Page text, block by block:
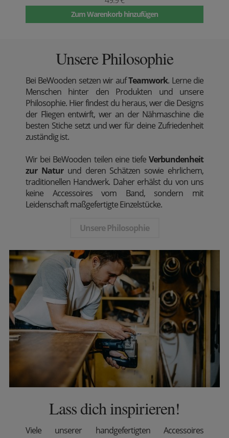
Zum Warenkorb hinzufügen
Unsere Philosophie
Bei BeWooden setzen wir aufTeamwork. Lerne die
Menschen hinter den Produkten und unsere
Philosophie. Hier findest du heraus, wer die Designs
der Fliegen entwirft, wer an der Nähmaschine die
besten Stiche setzt und wer für deine Zufriedenheit
zuständig ist.
Wir bei BeWooden teilen eine tiefe Verbundenheit
zur Naturund deren Schätzen sowie ehrlichem,
traditionellen Handwerk. Daher erhälst du von uns
keine Accessoires vom Band, sondern mit
Leidenschaft maßgefertigte Einzelstücke.
Unsere Philosophie
Lass dich inspirieren!
Viele unserer handgefertigten Accessoires